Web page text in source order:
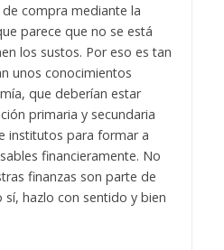
compra mediante la
parece que no se está
los sustos. Por eso es tan
unos conocimientos
que deberían estar
primaria y secundaria
institutos para formar a
financieramente. No
finanzas son parte de
sí, hazlo con sentido y bien